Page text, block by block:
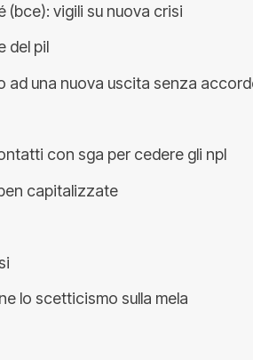
(bce): vigili su nuova crisi
del pil
ad una nuova uscita senza
con sga per cedere gli npl
capitalizzate
lo scetticismo sulla mela